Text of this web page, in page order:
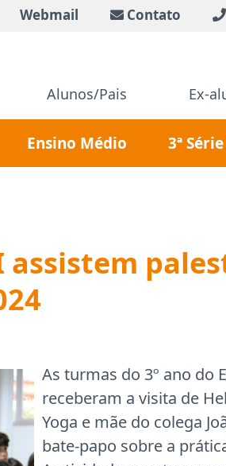
Webmail Contato
Alunos/Pais Ex-
Ensino Médio 3ª
assistem
As turmas do 3º ano do
receberam a visita de
Yoga e mãe do colega
bate-papo sobre a